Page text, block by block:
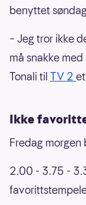
benyttet
– Jeg tror ikke
må snakke
Tonali til TV 2
Ikke
Fredag
2.00 - 3.75 -